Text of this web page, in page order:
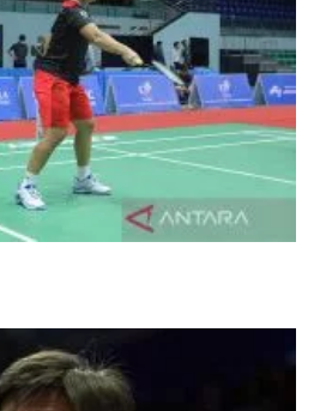
sebagai ganda putri di